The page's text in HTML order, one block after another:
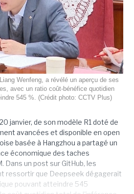
Wenfeng, a révélé un aperçu de ses
avec un ratio coût-bénéfice quotidien
545 %. (Crédit photo: CCTV Plus)
janvier, de son modèle R1 doté de
avancées et disponible en open
basée à Hangzhou a partagé un
économique des taches
Dans un post sur GitHub, les
ressortir que Deepseek dégagerait
pouvant atteindre 545